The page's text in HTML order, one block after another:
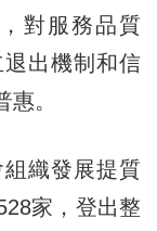
對服務品質
出機制和信
。
織發展提質
家，登出整